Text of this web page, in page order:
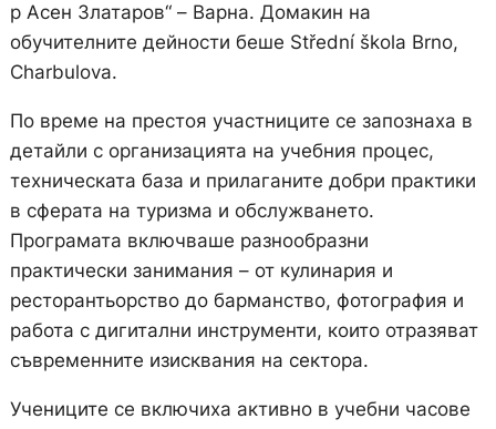
р Асен Златаров“ – Варна. Домакин на
обучителните дейности беше Střední škola Brno,
Charbulova.
По време на престоя участниците се запознаха в
детайли с организацията на учебния процес,
техническата база и прилаганите добри практики
в сферата на туризма и обслужването.
Програмата включваше разнообразни
практически занимания – от кулинария и
ресторантьорство до барманство, фотография и
работа с дигитални инструменти, които отразяват
съвременните изисквания на сектора.
Учениците се включиха активно в учебни часове